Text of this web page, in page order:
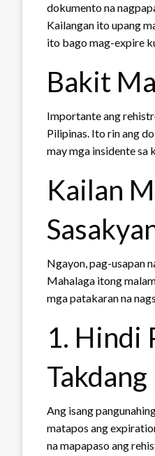
dokumento na
Kailangan ito upang
ito bago mag-expire
Bakit
Importante ang
Pilipinas. Ito rin ang
may mga insidente sa
Kailan
Ngayon, pag-usapan
Mahalaga itong
mga patakaran na
1. Hindi
Ang isang
matapos ang
na mapapaso ang